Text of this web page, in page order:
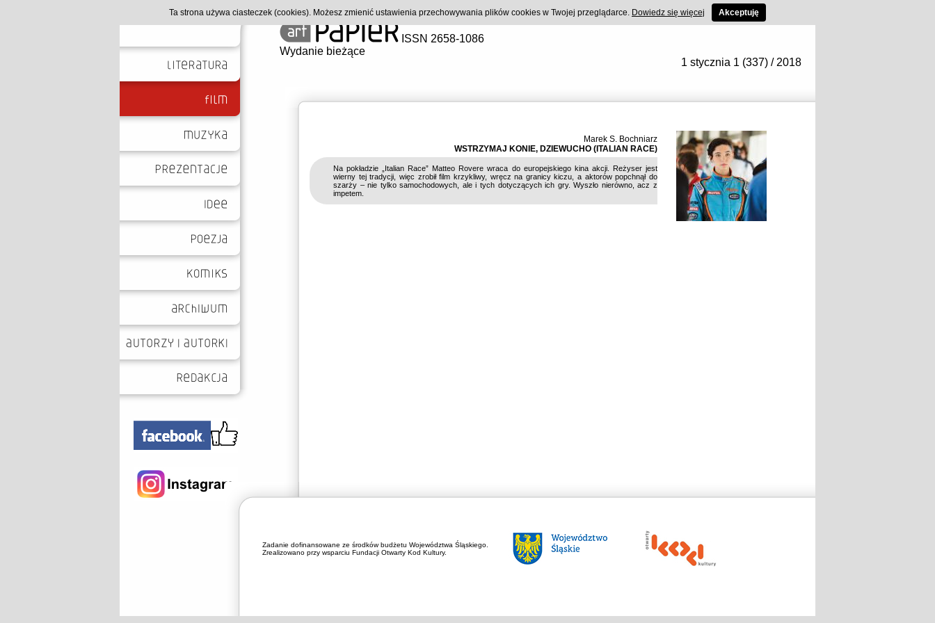
ISSN 2658-1086
Wydanie bieżące
1 stycznia 1 (337) / 2018
Marek S. Bochniarz
WSTRZYMAJ KONIE, DZIEWUCHO (ITALIAN RACE)
Na pokładzie „Italian Race” Matteo Rovere wraca do europejskiego kina akcji. Reżyser jest
wierny tej tradycji, więc zrobił film krzykliwy, wręcz na granicy kiczu, a aktorów popchnął do
szarży – nie tylko samochodowych, ale i tych dotyczących ich gry. Wyszło nierówno, acz z
impetem.
Zadanie dofinansowane ze środków budżetu Województwa Śląskiego.
Zrealizowano przy wsparciu Fundacji Otwarty Kod Kultury.
Ta strona używa ciasteczek (cookies). Możesz zmienić ustawienia przechowywania plików cookies w Twojej przeglądarce. Dowiedz się więcej Akceptuję